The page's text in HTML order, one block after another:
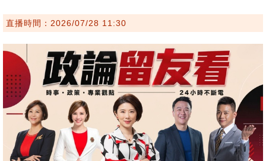
直播時間：2026/07/28 11:30